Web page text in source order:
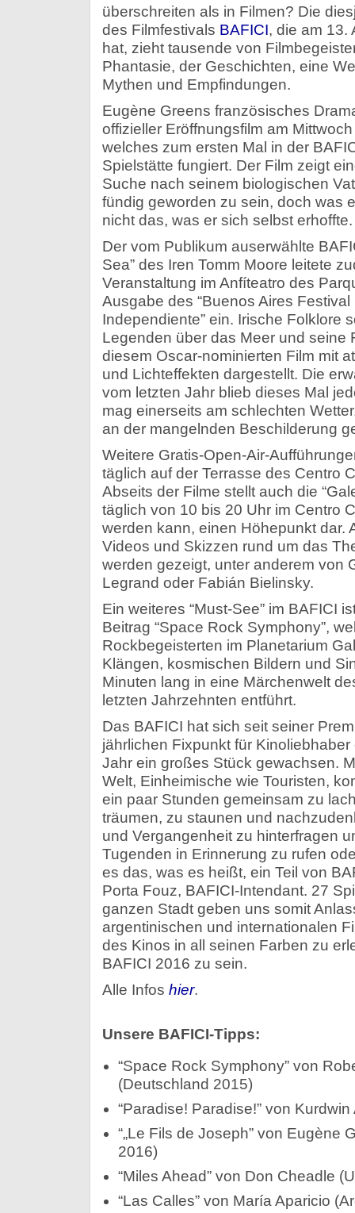
überschreiten als in Filmen? Die
des Filmfestivals BAFICI, die am 13.
hat, zieht tausende von
Phantasie, der Geschichten, eine
Mythen und Empfindungen.
Eugène Greens französisches
offizieller Eröffnungsfilm am Mittwoch
welches zum ersten Mal in der
Spielstätte fungiert. Der Film zeigt
Suche nach seinem biologischen
fündig geworden zu sein, doch was
nicht das, was er sich selbst erhoffte.
Der vom Publikum auserwählte
Sea” des Iren Tomm Moore leitete
Veranstaltung im Anfíteatro des
Ausgabe des “Buenos Aires
Independiente” ein. Irische Folklore
Legenden über das Meer und seine
diesem Oscar-nominierten Film mit
und Lichteffekten dargestellt. Die
vom letzten Jahr blieb dieses Mal
mag einerseits am schlechten
an der mangelnden Beschilderung
Weitere Gratis-Open-Air-
täglich auf der Terrasse des Centro
Abseits der Filme stellt auch die
täglich von 10 bis 20 Uhr im Centro
werden kann, einen Höhepunkt dar.
Videos und Skizzen rund um das
werden gezeigt, unter anderem von
Legrand oder Fabián Bielinsky.
Ein weiteres “Must-See” im BAFICI
Beitrag “Space Rock Symphony”,
Rockbegeisterten im Planetarium
Klängen, kosmischen Bildern und
Minuten lang in eine Märchenwelt
letzten Jahrzehnten entführt.
Das BAFICI hat sich seit seiner
jährlichen Fixpunkt für
Jahr ein großes Stück gewachsen.
Welt, Einheimische wie Touristen,
ein paar Stunden gemeinsam zu
träumen, zu staunen und
und Vergangenheit zu hinterfragen
Tugenden in Erinnerung zu rufen
es das, was es heißt, ein Teil von
Porta Fouz, BAFICI-Intendant. 27
ganzen Stadt geben uns somit
argentinischen und internationalen
des Kinos in all seinen Farben zu
BAFICI 2016 zu sein.
Alle Infos hier.
Unsere BAFICI-Tipps:
“Space Rock Symphony” von
(Deutschland 2015)
“Paradise! Paradise!” von
“„Le Fils de Joseph” von Eugène
2016)
“Miles Ahead” von Don Cheadle
“Las Calles” von María Aparicio